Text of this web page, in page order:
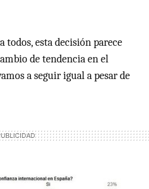
todos, esta decisión parece
de tendencia en el
a seguir igual a pesar de